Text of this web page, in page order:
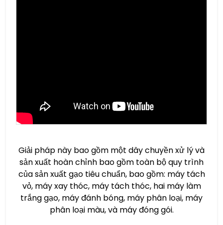
Giải pháp này bao gồm một dây chuyền xử lý và
sản xuất hoàn chỉnh bao gồm toàn bộ quy trình
của sản xuất gạo tiêu chuẩn, bao gồm: máy tách
vỏ, máy xay thóc, máy tách thóc, hai máy làm
trắng gạo, máy đánh bóng, máy phân loại, máy
phân loại màu, và máy đóng gói.